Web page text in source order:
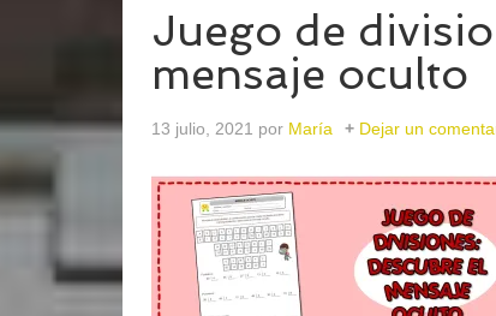
Juego de
mensaje oculto
13 julio, 2021 por María Dejar un